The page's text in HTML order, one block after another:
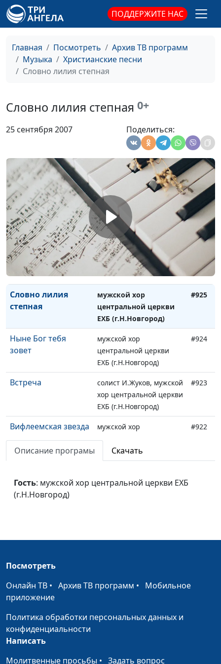
ПОДДЕРЖИТЕ НАС
Главная Посмотреть
Архив ТВ программ
Музыка
Христианские песни
Словно лилия степная
Словно лилия степная 0+
25 сентября 2007 Поделиться:
Мольба
Вечносущему
камерный хор ЗДА
Sanctus камерный хор ЗДА
Верую
центральной церкви
ЕХБ (г.Н.Новгород)
Царь царей
мужской хор
центральной церкви
ЕХБ (г.Н.Новгород)
#928
Христос воскрес из
мертвых
мужской хор
центральной церкви
ЕХБ (г.Н.Новгород)
#927
Христа да
возвеличат все
мужской хор
центральной церкви
ЕХБ (г.Н.Новгород)
Словно лилия
степная
мужской хор
центральной церкви
ЕХБ (г.Н.Новгород)
#925
Ныне Бог тебя
зовет
мужской хор
центральной церкви
ЕХБ (г.Н.Новгород)
#924
Встреча
солист И.Жуков, мужской
хор центральной церкви
ЕХБ (г.Н.Новгород)
#923
Вифлеемская звезда
мужской хор
центральной церкви
ЕХБ (г.Н.Новгород)
#922
Праведен Ты, Царь
святых
камерный хор ЗДА
неизвестно)
У врат обители
святой
Дорога к вечности Евгений Бабин
Описание програмы Скачать
Гость: мужской хор центральной церкви ЕХБ
(г.Н.Новгород)
Посмотреть
Онлайн ТВ • Архив ТВ программ • Мобильное
приложение
Политика обработки персональных данных и
конфиденциальности
Написать
Молитвенные просьбы • Задать вопрос